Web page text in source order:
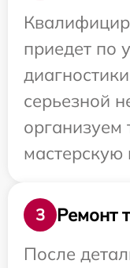
приедет по
серьезной
организуем
мастерскую
3
Ремонт
После